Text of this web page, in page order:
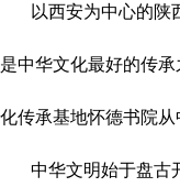
以西安为中心的陕西
是中华文化最好的传
化传承基地怀德书院
中华文明始于盘古开